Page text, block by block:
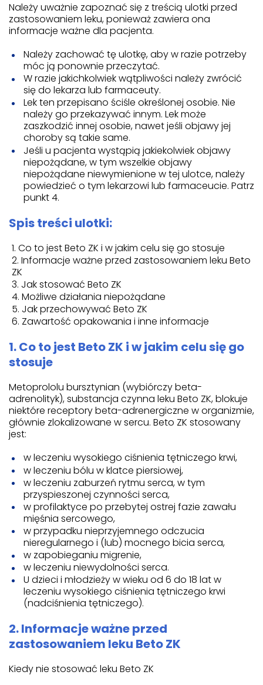
Należy uważnie zapoznać się z treścią ulotki przed
zastosowaniem leku, ponieważ zawiera ona
informacje ważne dla pacjenta.
Należy zachować tę ulotkę, aby w razie potrzeby
móc ją ponownie przeczytać.
W razie jakichkolwiek wątpliwości należy zwrócić
się do lekarza lub farmaceuty.
Lek ten przepisano ściśle określonej osobie. Nie
należy go przekazywać innym. Lek może
zaszkodzić innej osobie, nawet jeśli objawy jej
choroby są takie same.
Jeśli u pacjenta wystąpią jakiekolwiek objawy
niepożądane, w tym wszelkie objawy
niepożądane niewymienione w tej ulotce, należy
powiedzieć o tym lekarzowi lub farmaceucie. Patrz
punkt 4.
Spis treści ulotki:
Co to jest Beto ZK i w jakim celu się go stosuje
Informacje ważne przed zastosowaniem leku Beto
ZK
Jak stosować Beto ZK
Możliwe działania niepożądane
Jak przechowywać Beto ZK
Zawartość opakowania i inne informacje
1. Co to jest Beto ZK i w jakim celu się go
stosuje
Metoprololu bursztynian (wybiórczy beta-
adrenolityk), substancja czynna leku Beto ZK, blokuje
niektóre receptory beta-adrenergiczne w organizmie,
głównie zlokalizowane w sercu. Beto ZK stosowany
jest:
w leczeniu wysokiego ciśnienia tętniczego krwi,
w leczeniu bólu w klatce piersiowej,
w leczeniu zaburzeń rytmu serca, w tym
przyspieszonej czynności serca,
w profilaktyce po przebytej ostrej fazie zawału
mięśnia sercowego,
w przypadku nieprzyjemnego odczucia
nieregularnego i (lub) mocnego bicia serca,
w zapobieganiu migrenie,
w leczeniu niewydolności serca.
U dzieci i młodzieży w wieku od 6 do 18 lat w
leczeniu wysokiego ciśnienia tętniczego krwi
(nadciśnienia tętniczego).
2. Informacje ważne przed
zastosowaniem leku Beto ZK
Kiedy nie stosować leku Beto ZK